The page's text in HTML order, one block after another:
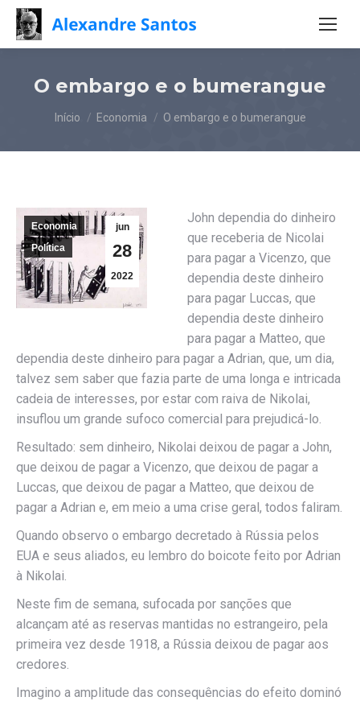
O embargo e o bumerangue
Você está aqui:
Início Economia O embargo e o bumerangue
jun
28
2022
Economia
Política
John dependia do dinheiro
que receberia de Nicolai
para pagar a Vicenzo, que
dependia deste dinheiro
para pagar Luccas, que
dependia deste dinheiro
para pagar a Matteo, que
dependia deste dinheiro para pagar a Adrian, que, um dia,
talvez sem saber que fazia parte de uma longa e intricada
cadeia de interesses, por estar com raiva de Nikolai,
insuflou um grande sufoco comercial para prejudicá-lo.
Resultado: sem dinheiro, Nikolai deixou de pagar a John,
que deixou de pagar a Vicenzo, que deixou de pagar a
Luccas, que deixou de pagar a Matteo, que deixou de
pagar a Adrian e, em meio a uma crise geral, todos faliram.
Quando observo o embargo decretado à Rússia pelos
EUA e seus aliados, eu lembro do boicote feito por Adrian
à Nikolai.
Neste fim de semana, sufocada por sanções que
alcançam até as reservas mantidas no estrangeiro, pela
primeira vez desde 1918, a Rússia deixou de pagar aos
credores.
Imagino a amplitude das consequências do efeito dominó